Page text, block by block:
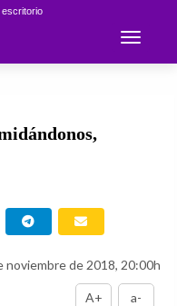
escritorio
Toggle
noviembre de 2018, 20:00h
A+ a-